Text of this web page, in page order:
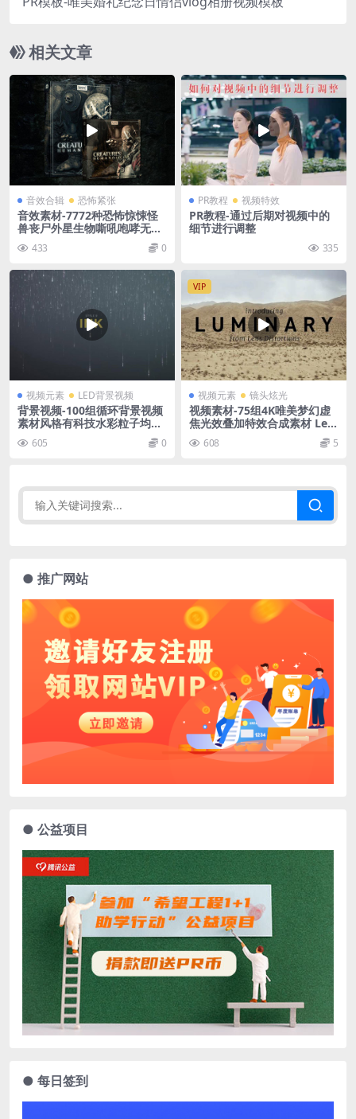
相关文章
音效合辑 恐怖紧张
音效素材-7772种恐怖惊悚怪
兽丧尸外星生物嘶吼咆哮无损
电影音效 Creatures Human
oid433 0
PR教程 视频特效
PR教程-通过后期对视频中的
细节进行调整
335
视频元素 LED背景视频
背景视频-100组循环背景视频
素材风格有科技水彩粒子均衡
605 0
VIP
视频元素 镜头炫光
视频素材-75组4K唯美梦幻虚
焦光效叠加特效合成素材 Len
s Distortions – Luminary 4
K 608 5
● 推广网站
● 公益项目
● 每日签到